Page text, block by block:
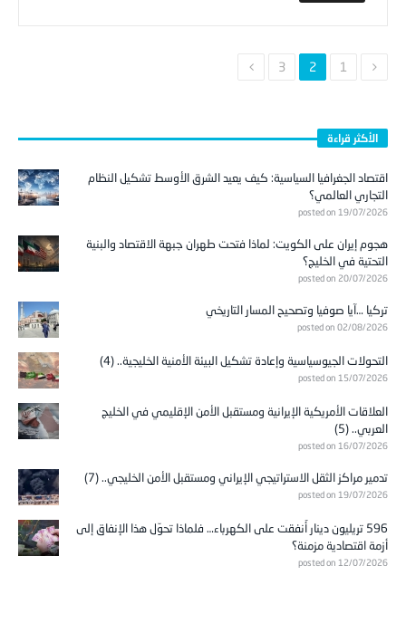
1
2
3
الأكثر قراءة
اقتصاد الجغرافيا السياسية: كيف يعيد الشرق الأوسط تشكيل النظام
التجاري العالمي؟
posted on 19/07/2026
هجوم إيران على الكويت: لماذا فتحت طهران جبهة الاقتصاد والبنية
التحتية في الخليج؟
posted on 20/07/2026
تركيا …آيا صوفيا وتصحيح المسار التاريخي
posted on 02/08/2026
التحولات الجيوسياسية وإعادة تشكيل البيئة الأمنية الخليجية.. (4)
posted on 15/07/2026
العلاقات الأمريكية الإيرانية ومستقبل الأمن الإقليمي في الخليج
العربي.. (5)
posted on 16/07/2026
تدمير مراكز الثقل الاستراتيجي الإيراني ومستقبل الأمن الخليجي.. (7)
posted on 19/07/2026
596 تريليون دينار أُنفقت على الكهرباء… فلماذا تحوّل هذا الإنفاق إلى
أزمة اقتصادية مزمنة؟
posted on 12/07/2026